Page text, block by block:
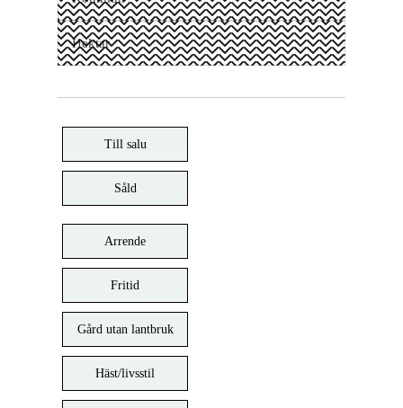
Till salu
Såld
Arrende
Fritid
Gård utan lantbruk
Häst/livsstil